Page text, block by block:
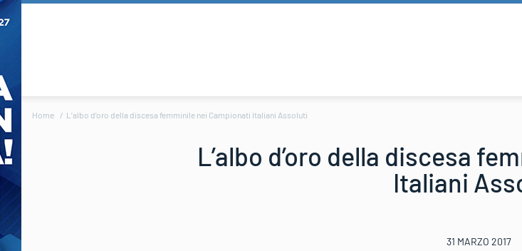
Home L’albo d’oro della discesa femminile nei Campionati Italiani Assoluti
L’albo d’oro della discesa
Italiani
31 MARZO 2017